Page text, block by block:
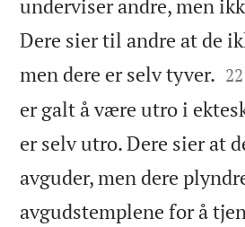
underviser andre, men
Dere sier til andre at de
men dere er selv tyver. 

22
er galt å være utro i
er selv utro. Dere sier at
avguder, men dere
avgudstemplene for å